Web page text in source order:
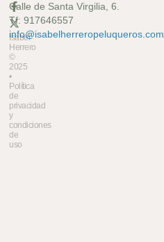
Calle de Santa Virgilia, 6.
Tf: 917646557
info@isabelherreropeluqueros.com
Isabel
Herrero
©
2025
•
Política
de
privacidad
y
condiciones
de
uso